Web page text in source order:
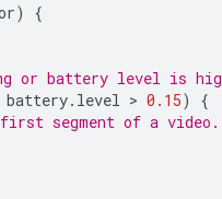
)
{
or battery level is high
battery. level > 0.15)
{
segment of a video.